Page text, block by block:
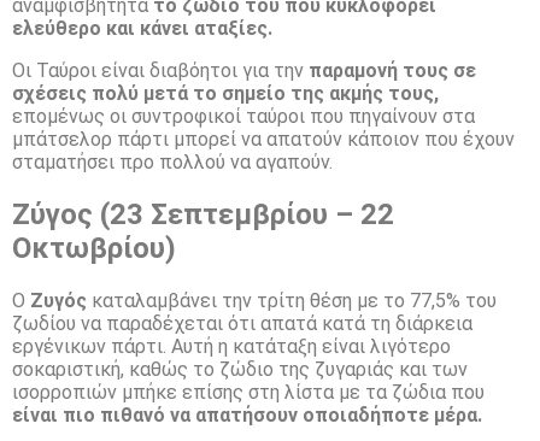
αναμφισβήτητα το ζώδιο του που κυκλοφορεί
ελεύθερο και κάνει αταξίες.
Οι Ταύροι είναι διαβόητοι για την παραμονή τους σε
σχέσεις πολύ μετά το σημείο της ακμής τους,
επομένως οι συντροφικοί ταύροι που πηγαίνουν στα
μπάτσελορ πάρτι μπορεί να απατούν κάποιον που έχουν
σταματήσει προ πολλού να αγαπούν.
Ζύγος (23 Σεπτεμβρίου – 22
Οκτωβρίου)
Ο Ζυγός καταλαμβάνει την τρίτη θέση με το 77,5% του
ζωδίου να παραδέχεται ότι απατά κατά τη διάρκεια
εργένικων πάρτι. Αυτή η κατάταξη είναι λιγότερο
σοκαριστική, καθώς το ζώδιο της ζυγαριάς και των
ισορροπιών μπήκε επίσης στη λίστα με τα ζώδια που
είναι πιο πιθανό να απατήσουν οποιαδήποτε μέρα.